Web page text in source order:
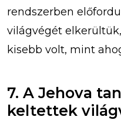
rendszerben
világvégét
kisebb volt, mint
7. A Jehova
keltettek